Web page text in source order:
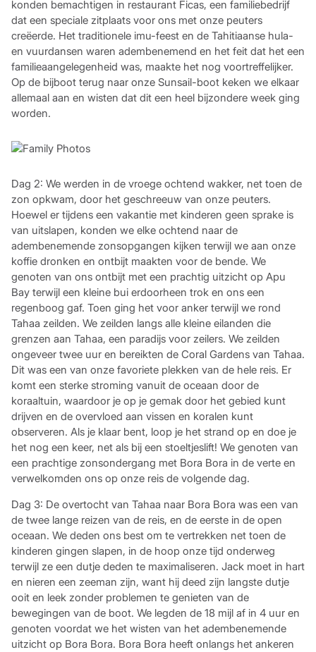
konden bemachtigen in restaurant Ficas, een familiebedrijf
dat een speciale zitplaats voor ons met onze peuters
creëerde. Het traditionele imu-feest en de Tahitiaanse hula-
en vuurdansen waren adembenemend en het feit dat het een
familieaangelegenheid was, maakte het nog voortreffelijker.
Op de bijboot terug naar onze Sunsail-boot keken we elkaar
allemaal aan en wisten dat dit een heel bijzondere week ging
worden.
Dag 2: We werden in de vroege ochtend wakker, net toen de
zon opkwam, door het geschreeuw van onze peuters.
Hoewel er tijdens een vakantie met kinderen geen sprake is
van uitslapen, konden we elke ochtend naar de
adembenemende zonsopgangen kijken terwijl we aan onze
koffie dronken en ontbijt maakten voor de bende. We
genoten van ons ontbijt met een prachtig uitzicht op Apu
Bay terwijl een kleine bui erdoorheen trok en ons een
regenboog gaf. Toen ging het voor anker terwijl we rond
Tahaa zeilden. We zeilden langs alle kleine eilanden die
grenzen aan Tahaa, een paradijs voor zeilers. We zeilden
ongeveer twee uur en bereikten de Coral Gardens van Tahaa.
Dit was een van onze favoriete plekken van de hele reis. Er
komt een sterke stroming vanuit de oceaan door de
koraaltuin, waardoor je op je gemak door het gebied kunt
drijven en de overvloed aan vissen en koralen kunt
observeren. Als je klaar bent, loop je het strand op en doe je
het nog een keer, net als bij een stoeltjeslift! We genoten van
een prachtige zonsondergang met Bora Bora in de verte en
verwelkomden ons op onze reis de volgende dag.
Dag 3: De overtocht van Tahaa naar Bora Bora was een van
de twee lange reizen van de reis, en de eerste in de open
oceaan. We deden ons best om te vertrekken net toen de
kinderen gingen slapen, in de hoop onze tijd onderweg
terwijl ze een dutje deden te maximaliseren. Jack moet in hart
en nieren een zeeman zijn, want hij deed zijn langste dutje
ooit en leek zonder problemen te genieten van de
bewegingen van de boot. We legden de 18 mijl af in 4 uur en
genoten voordat we het wisten van het adembenemende
uitzicht op Bora Bora. Bora Bora heeft onlangs het ankeren